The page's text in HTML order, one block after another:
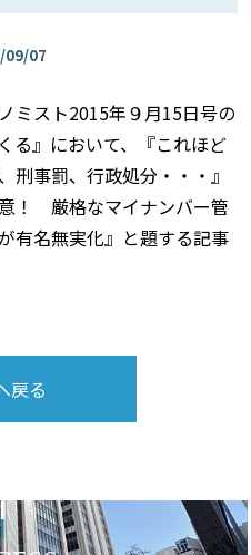
09/07
ミスト2015年９月15日号の
る』において、『これほど
事罰、行政処分・・・』
！ 厳格なマイナンバー管
名無実化』と題する記事
戻る